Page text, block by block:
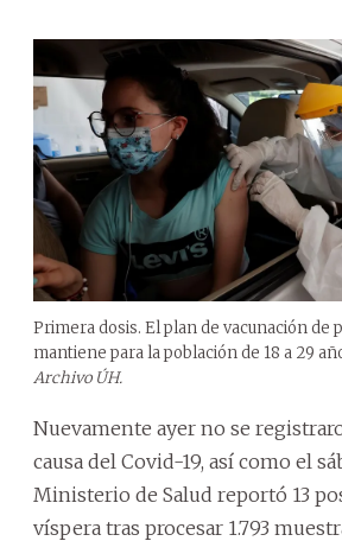
Primera dosis. El plan de vacunación de
mantiene para la población de 18 a 29
Archivo ÚH.
Nuevamente ayer no se
causa del Covid-19, así como el
Ministerio de Salud reportó 13
víspera tras procesar 1.793